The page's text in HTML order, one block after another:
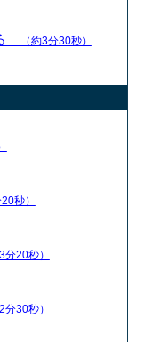
（約3分30秒）
秒）
分20秒）
分30秒）